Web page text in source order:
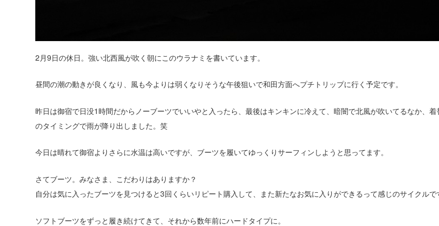
2月9日の休日。強い北西風が吹く朝にこのウラナミを書いています。
昼間の潮の動きが良くなり、風も今よりは弱くなりそうな午後狙いで和田方面へプチトリップに行く予定です。
昨日は御宿で日没1時間だからノーブーツでいいやと入ったら、最後はキンキンに冷えて、暗闇で北風が吹いてるなか、着
のタイミングで雨が降り出しました。笑
今日は晴れて御宿よりさらに水温は高いですが、ブーツを履いてゆっくりサーフィンしようと思ってます。
さてブーツ。みなさま、こだわりはありますか？
自分は気に入ったブーツを見つけると3回くらいリピート購入して、また新たなお気に入りができるって感じのサイクルで
ソフトブーツをずっと履き続けてきて、それから数年前にハードタイプに。